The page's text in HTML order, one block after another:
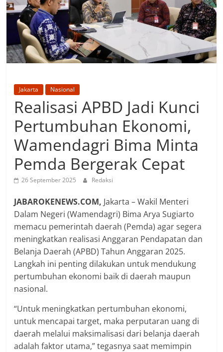
Jakarta Nasional
Realisasi APBD Jadi Kunci
Pertumbuhan Ekonomi,
Wamendagri Bima Minta
Pemda Bergerak Cepat
26 September 2025 Redaksi
JABAROKENEWS.COM, Jakarta – Wakil Menteri
Dalam Negeri (Wamendagri) Bima Arya Sugiarto
memacu pemerintah daerah (Pemda) agar segera
meningkatkan realisasi Anggaran Pendapatan dan
Belanja Daerah (APBD) Tahun Anggaran 2025.
Langkah ini penting dilakukan untuk mendukung
pertumbuhan ekonomi baik di daerah maupun
nasional.
“Untuk meningkatkan pertumbuhan ekonomi,
untuk mencapai target, maka perputaran uang di
daerah melalui maksimalisasi dari belanja daerah
adalah faktor utama,” tegasnya saat memimpin